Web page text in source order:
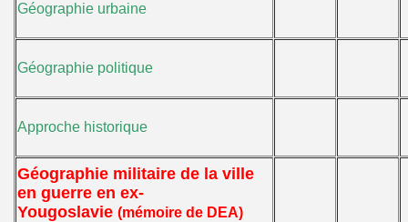
Géographie urbaine
Géographie politique
Approche historique
Géographie militaire de la ville
en guerre en ex-
Yougoslavie (mémoire de DEA)